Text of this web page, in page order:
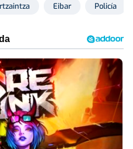
Eibar Policía